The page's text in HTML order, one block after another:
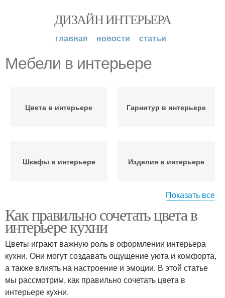
ДИЗАЙН ИНТЕРЬЕРА
главная новости статьи
Мебели в интерьере
Цвета в интерьере Гарнитур в интерьере
Шкафы в интерьере Изделия в интерьере
Уютный интерьер
Мебели в
однокомнатной
Мебель для студии
Мебель для квартиры-
студии
Показать все
Как правильно сочетать цвета в
интерьере кухни
Цветы играют важную роль в оформлении интерьера
кухни. Они могут создавать ощущение уюта и комфорта,
а также влиять на настроение и эмоции. В этой статье
мы рассмотрим, как правильно сочетать цвета в
интерьере кухни.